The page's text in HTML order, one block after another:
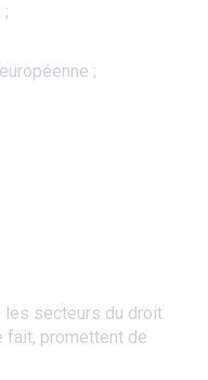
;
les secteurs du droit
fait, promettent de